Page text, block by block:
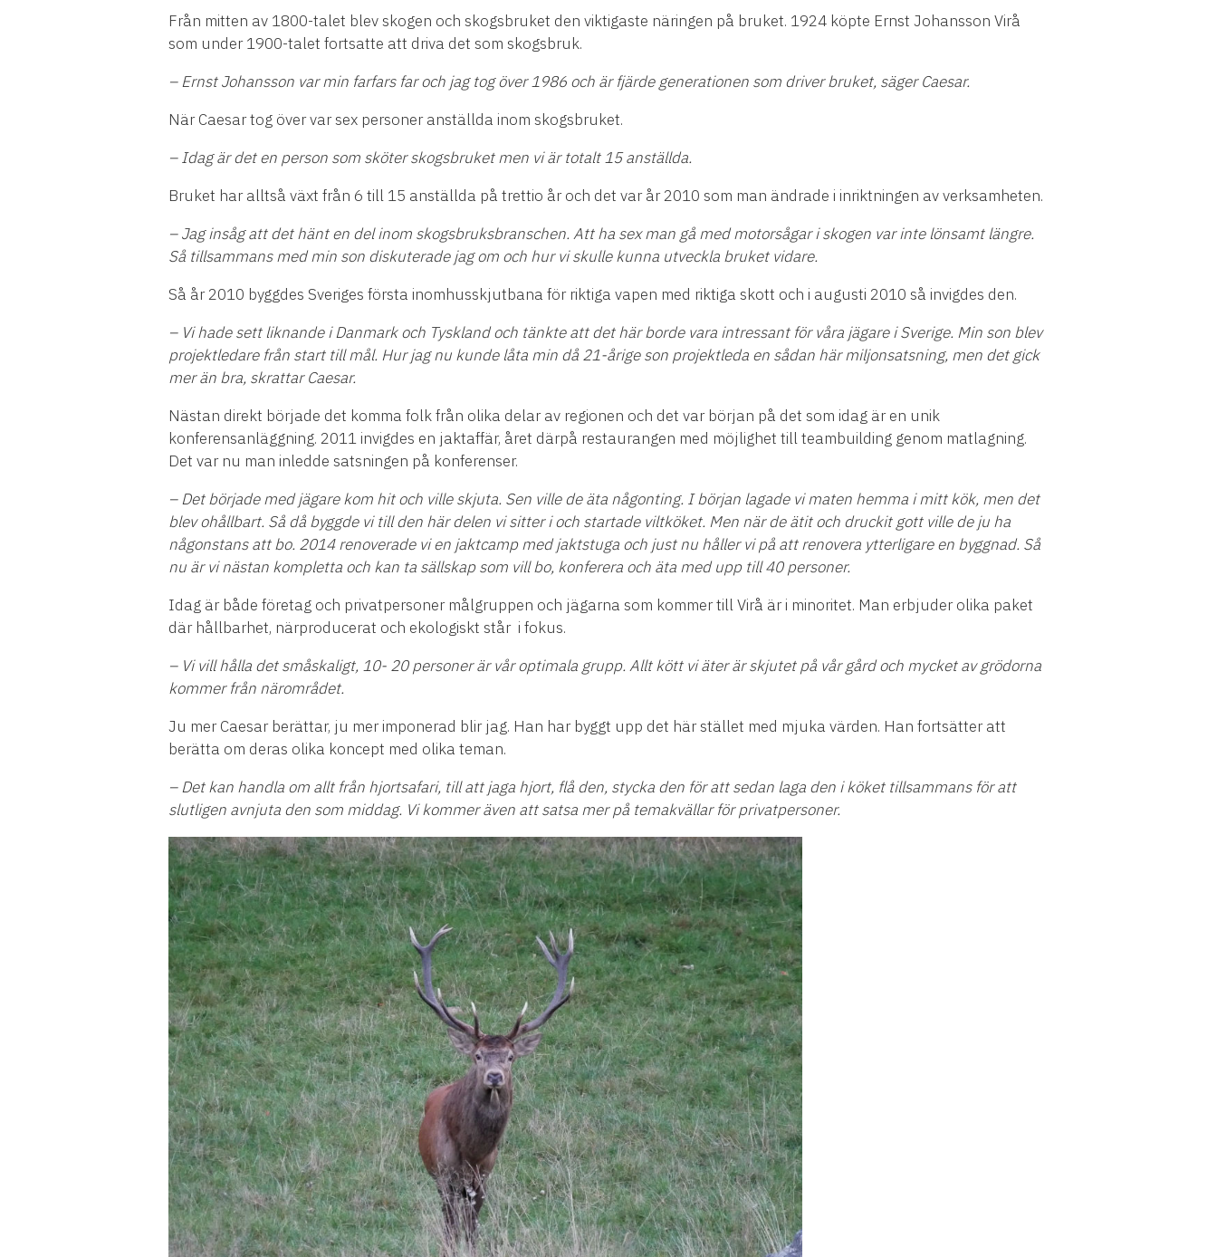
Från mitten av 1800-talet blev skogen och skogsbruket den viktigaste näringen på bruket. 1924 köpte Ernst Johansson Virå
som under 1900-talet fortsatte att driva det som skogsbruk.
– Ernst Johansson var min farfars far och jag togöver 1986 och är fjärde generationen som driver bruket, säger Caesar.
När Caesar tog över var sex personer anställda inom skogsbruket.
– Idagär det en person som sköter skogsbruket men viär totalt 15 anställda.
Bruket har alltså växt från 6 till 15 anställda på trettio år och det varår 2010 som man ändrade i inriktningen av verksamheten.
– Jag insåg att det hänt en del inom skogsbruksbranschen. Att ha sex man gå med motorsågar i skogen var inte lönsamt längre.
Så tillsammans med min son diskuterade jag om och hur vi skulle kunna utveckla bruket vidare.
Så år 2010 byggdes Sveriges första inomhusskjutbana för riktiga vapen med riktiga skott och i augusti 2010 så invigdes den.
– Vi hade sett liknande i Danmark och Tyskland och tänkte att det här borde vara intressant för våra jägare i Sverige. Min son blev
projektledare från start till mål. Hur jag nu kunde låta min då 21-årige son projektleda en sådan här miljonsatsning, men det gick
merän bra, skrattar Caesar.
Nästan direkt började det komma folk från olika delar av regionen och det var början på det som idag är en unik
konferensanläggning. 2011 invigdes en jaktaffär, året därpå restaurangen med möjlighet till teambuilding genom matlagning.
Det var nu man inledde satsningen på konferenser.
– Det började med jägare kom hit och ville skjuta. Sen ville deäta någonting. I början lagade vi maten hemma i mitt kök, men det
blev ohållbart. Så då byggde vi till den här delen vi sitter i och startade viltköket. Men när deätit och druckit gott ville de ju ha
någonstans att bo. 2014 renoverade vi en jaktcamp med jaktstuga och just nu håller vi på att renovera ytterligare en byggnad. Så
nu är vi nästan kompletta och kan ta sällskap som vill bo, konferera och äta med upp till 40 personer.
Idag är både företag och privatpersoner målgruppen och jägarna som kommer till Virå är i minoritet. Man erbjuder olika paket
där hållbarhet, närproducerat och ekologiskt står i fokus.
– Vi vill hålla det småskaligt, 10- 20 personerär vår optimala grupp. Allt kött viäterär skjutet på vår gård och mycket av grödorna
kommer från närområdet.
Ju mer Caesar berättar, ju mer imponerad blir jag. Han har byggt upp det här stället med mjuka värden. Han fortsätter att
berätta om deras olika koncept med olika teman.
– Det kan handla om allt från hjortsafari, till att jaga hjort, flå den, stycka den för att sedan laga den i köket tillsammans för att
slutligen avnjuta den som middag. Vi kommeräven att satsa mer på temakvällar för privatpersoner.